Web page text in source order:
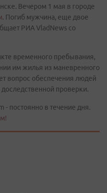
Вечером 1 мая в городе
. Погиб мужчина, еще двое
РИА VladNews со
временного пребывания,
им жилья из маневренного
вопрос обеспечения людей
проверки.
- постоянно в течение дня.